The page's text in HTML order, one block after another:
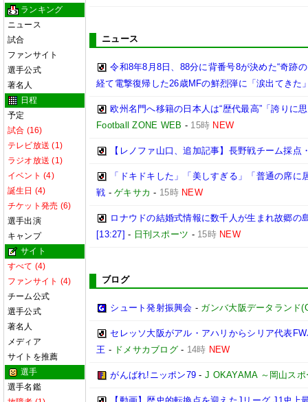
ランキング
ニュース
試合
ファンサイト
選手公式
著名人
日程
予定
試合 (16)
テレビ放送 (1)
ラジオ放送 (1)
イベント (4)
誕生日 (4)
チケット発売 (6)
選手出演
キャンプ
サイト
すべて (4)
ファンサイト (4)
チーム公式
選手公式
著名人
メディア
サイトを推薦
選手
選手名鑑
ニュース
令和8年8月8日、88分に背番号8が決めた“奇跡
経て電撃復帰した26歳MFの鮮烈弾に「涙出てきた
欧州名門へ移籍の日本人は“歴代最高”「誇り
Football ZONE WEB - 15時 NEW
【レノファ山口、追加記事】長野戦チーム採点
「ドキドキした」「美しすぎる」「普通の席
戦 -ゲキサカ - 15時 NEW
ロナウドの結婚式情報に数千人が生まれ故郷
[13:27] - 日刊スポーツ - 15時 NEW
ブログ
シュート発射振興会 - ガンバ大阪データランド
セレッソ大阪がアル・アハリからシリア代表
王 - ドメサカブログ- 14時 NEW
がんばれ!ニッポン79 -J OKAYAMA ～岡山ス